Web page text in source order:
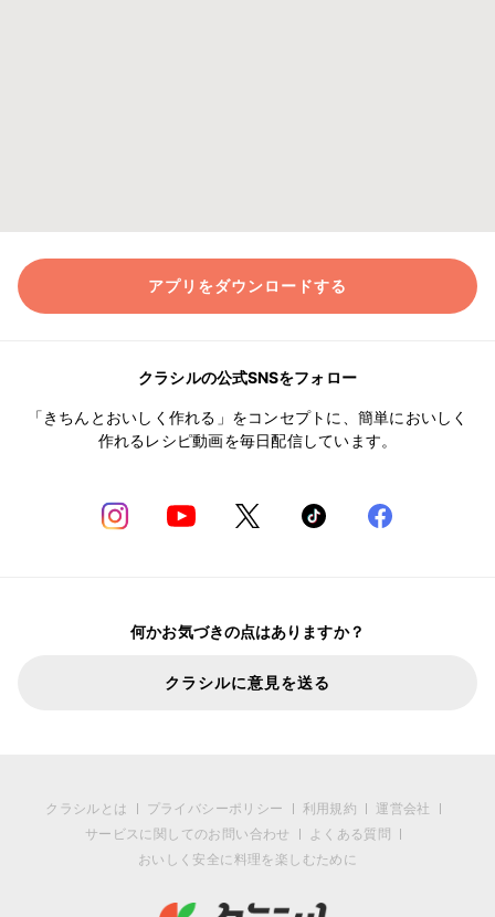
アプリをダウンロードする
クラシルの公式SNSをフォロー
「きちんとおいしく作れる」をコンセプトに、簡単においしく
作れるレシピ動画を毎日配信しています。
何かお気づきの点はありますか？
クラシルに意見を送る
クラシルとは プライバシーポリシー 利用規約
運営会社
サービスに関してのお問い合わせ
よくある質問
おいしく安全に料理を楽しむために